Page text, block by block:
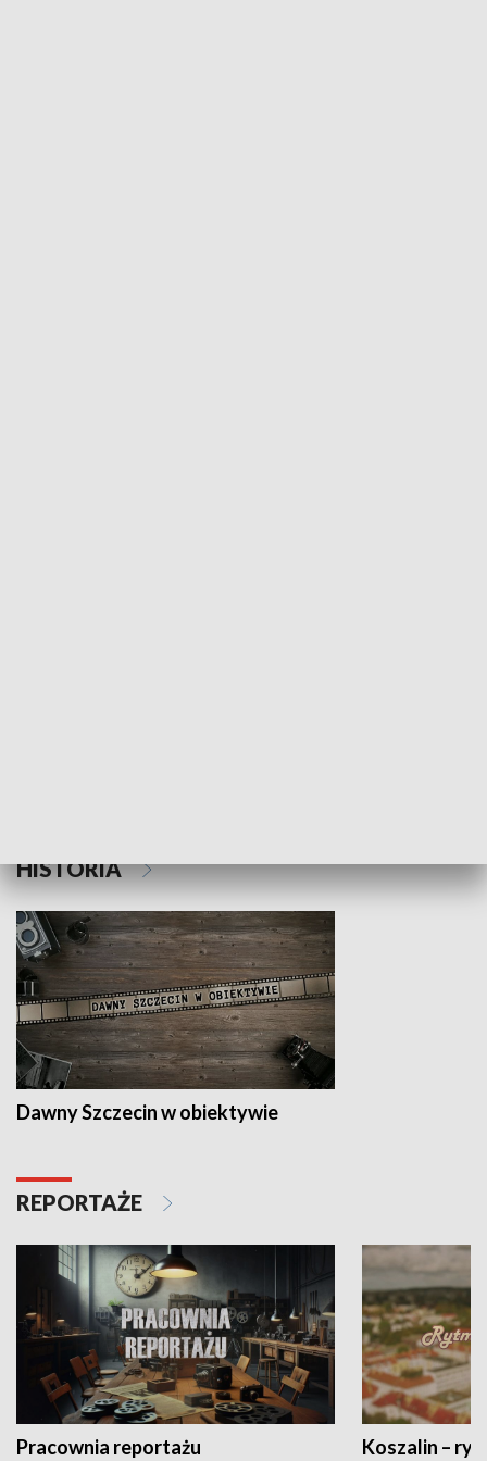
HISTORIA
Dawny Szczecin w obiektywie
REPORTAŻE
Pracownia reportażu Koszalin –